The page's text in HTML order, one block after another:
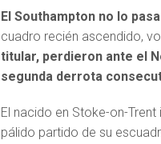
ElSouthampton no lo
cuadro recién ascendido,
titular, perdieron ante el
segunda derrota
El nacido en Stoke-on-
pálido partido de su